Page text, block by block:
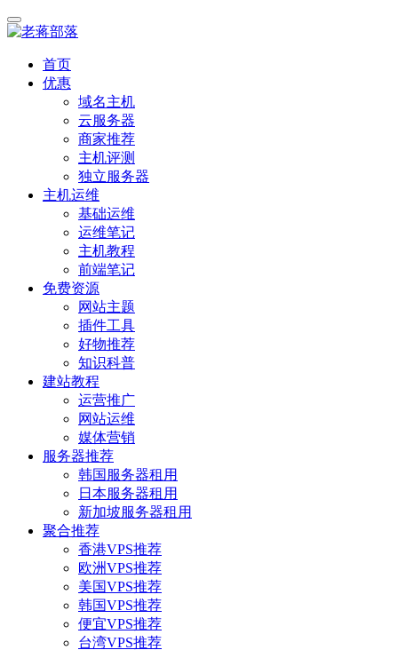
首页
优惠
域名主机
云服务器
商家推荐
主机评测
独立服务器
主机运维
基础运维
运维笔记
主机教程
前端笔记
免费资源
网站主题
插件工具
好物推荐
知识科普
建站教程
运营推广
网站运维
媒体营销
服务器推荐
韩国服务器租用
日本服务器租用
新加坡服务器租用
聚合推荐
香港VPS推荐
欧洲VPS推荐
美国VPS推荐
韩国VPS推荐
便宜VPS推荐
台湾VPS推荐